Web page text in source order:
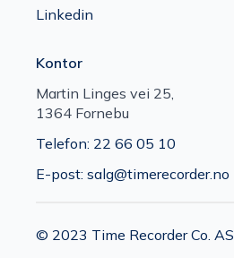
Linkedin
Kontor
Martin Linges vei 25,
1364 Fornebu
Telefon: 22 66 05 10
E-post: salg@timerecorder.no
© 2023 Time Recorder Co. AS